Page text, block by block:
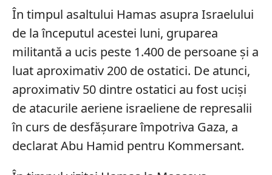
În timpul asaltului Hamas asupra Israelului
de la începutul acestei luni, gruparea
militantă a ucis peste 1.400 de persoane și a
luat aproximativ 200 de ostatici. De atunci,
aproximativ 50 dintre ostatici au fost uciși
de atacurile aeriene israeliene de represalii
în curs de desfășurare împotriva Gaza, a
declarat Abu Hamid pentru Kommersant.